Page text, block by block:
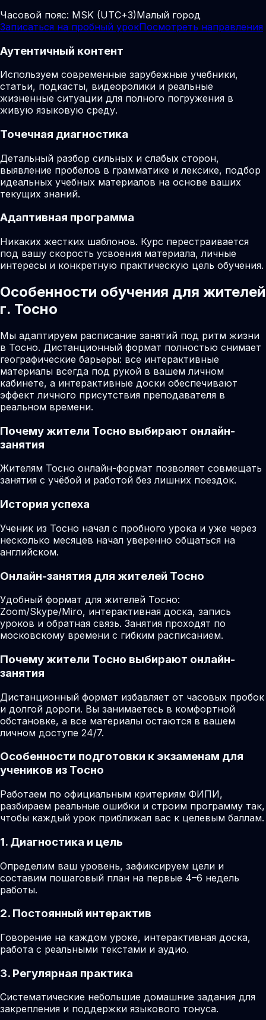
Часовой пояс: MSK (UTC+3)Малый город
Записаться на пробный урокПосмотреть направления
Аутентичный контент
Используем современные зарубежные учебники,
статьи, подкасты, видеоролики и реальные
жизненные ситуации для полного погружения в
живую языковую среду.
Точечная диагностика
Детальный разбор сильных и слабых сторон,
выявление пробелов в грамматике и лексике, подбор
идеальных учебных материалов на основе ваших
текущих знаний.
Адаптивная программа
Никаких жестких шаблонов. Курс перестраивается
под вашу скорость усвоения материала, личные
интересы и конкретную практическую цель обучения.
Особенности обучения для жителей
г. Тосно
Мы адаптируем расписание занятий под ритм жизни
в Тосно. Дистанционный формат полностью снимает
географические барьеры: все интерактивные
материалы всегда под рукой в вашем личном
кабинете, а интерактивные доски обеспечивают
эффект личного присутствия преподавателя в
реальном времени.
Почему жители Тосно выбирают онлайн-
занятия
Жителям Тосно онлайн-формат позволяет совмещать
занятия с учёбой и работой без лишних поездок.
История успеха
Ученик из Тосно начал с пробного урока и уже через
несколько месяцев начал уверенно общаться на
английском.
Онлайн-занятия для жителей Тосно
Удобный формат для жителей Тосно:
Zoom/Skype/Miro, интерактивная доска, запись
уроков и обратная связь. Занятия проходят по
московскому времени с гибким расписанием.
Почему жители Тосно выбирают онлайн-
занятия
Дистанционный формат избавляет от часовых пробок
и долгой дороги. Вы занимаетесь в комфортной
обстановке, а все материалы остаются в вашем
личном доступе 24/7.
Особенности подготовки к экзаменам для
учеников из Тосно
Работаем по официальным критериям ФИПИ,
разбираем реальные ошибки и строим программу так,
чтобы каждый урок приближал вас к целевым баллам.
1. Диагностика и цель
Определим ваш уровень, зафиксируем цели и
составим пошаговый план на первые 4–6 недель
работы.
2. Постоянный интерактив
Говорение на каждом уроке, интерактивная доска,
работа с реальными текстами и аудио.
3. Регулярная практика
Систематические небольшие домашние задания для
закрепления и поддержки языкового тонуса.